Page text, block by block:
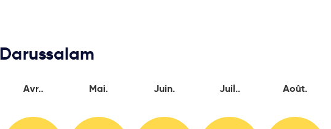
Avr.. Mai. Juin. Juil.. Août.